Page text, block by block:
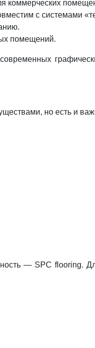
коммерческих
с системами
помещений.
но есть и
— SPC flooring.